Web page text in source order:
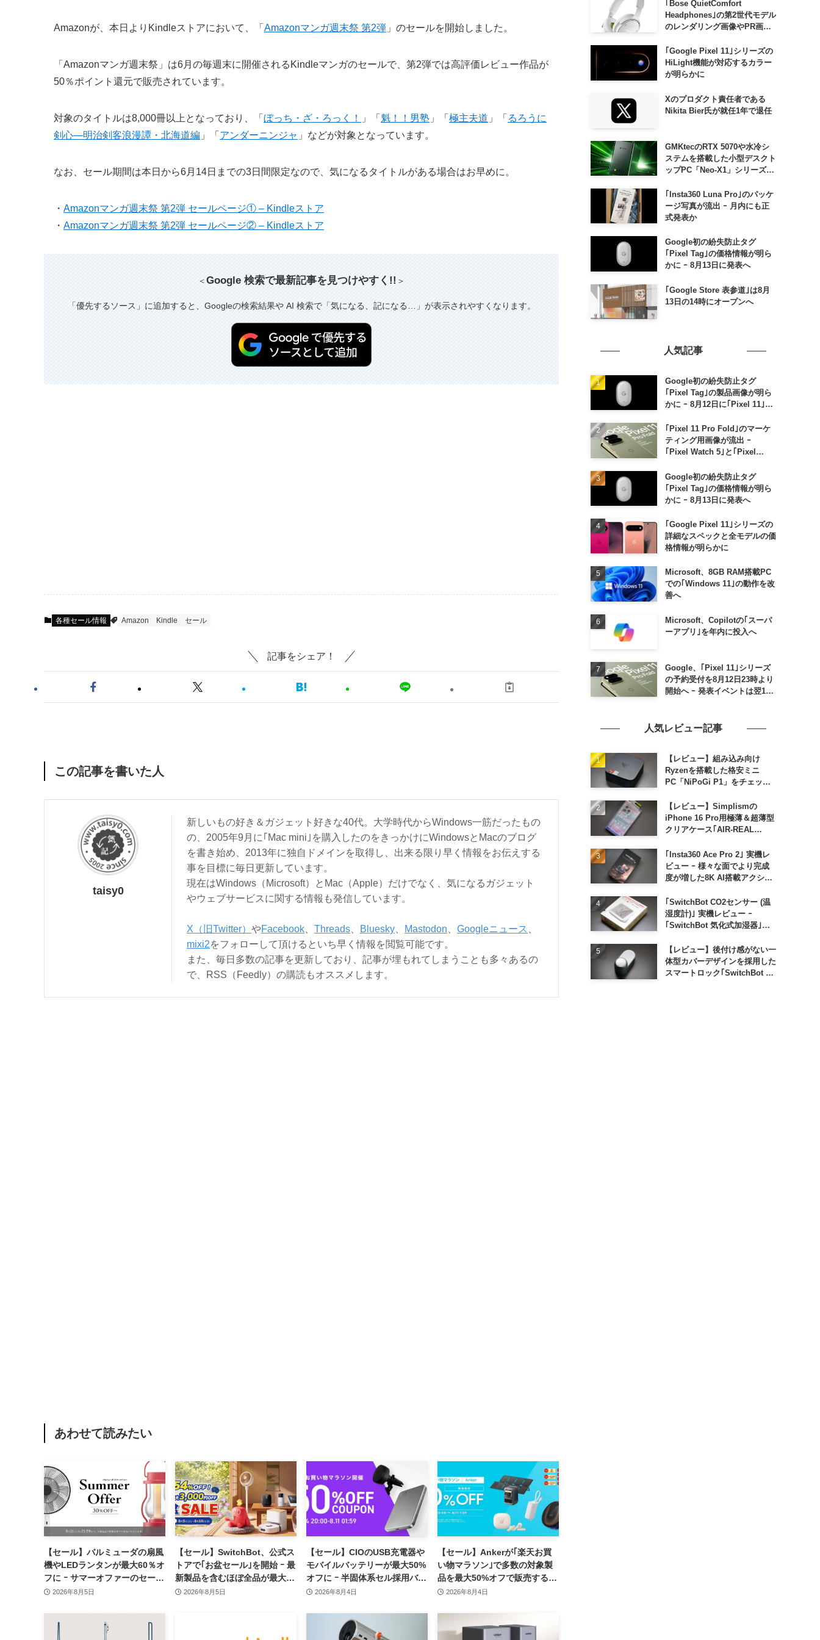
Amazonが、本日よりKindleストアにおいて、「 Amazonマンガ週末祭 第2弾 」のセールを開始しました。
「Amazonマンガ週末祭」は6月の毎週末に開催されるKindleマンガのセールで、第2弾では高評価レビュー作品が
50％ポイント還元で販売されています。
対象のタイトルは8,000冊以上となっており、「 ぼっち・ざ・ろっく！ 」「 魁！！男塾 」「 極主夫道 」「 るろうに
剣心―明治剣客浪漫譚・北海道編 」「 アンダーニンジャ 」などが対象となっています。
なお、セール期間は本日から6月14日までの3日間限定なので、気になるタイトルがある場合はお早めに。
・ Amazonマンガ週末祭 第2弾 セールページ① – Kindleストア
・ Amazonマンガ週末祭 第2弾 セールページ② – Kindleストア
＜Google 検索で最新記事を見つけやすく!! ＞
「優先するソース」に追加すると、Googleの検索結果や AI 検索で「気になる、記になる…」が表示されやすくなります。
各種セール情報 Amazon Kindle セール
記事をシェア！
この記事を書いた人
taisy0
新しいもの好き＆ガジェット好きな40代。大学時代からWindows一筋だったもの
の、2005年9月に｢Mac mini｣を購入したのをきっかけにWindowsとMacのブログ
を書き始め、2013年に独自ドメインを取得し、出来る限り早く情報をお伝えする
事を目標に毎日更新しています。
現在はWindows（Microsoft）とMac（Apple）だけでなく、気になるガジェット
やウェブサービスに関する情報も発信しています。
X（旧Twitter） やFacebook Threads Bluesky Mastodon Googleニュース
mixi2をフォローして頂けるといち早く情報を閲覧可能です。
また、毎日多数の記事を更新しており、記事が埋もれてしまうことも多々あるの
で、RSS（Feedly）の購読もオススメします。
あわせて読みたい
【セール】バルミューダの扇風
機やLEDランタンが最大60％オ
フに ｰ サマーオファーのセール
開催中
2026年8月5日
【セール】SwitchBot、公式ス
トアで｢お盆セール｣を開始 ｰ 最
新製品を含むほぼ全品が最大
54％オフに
2026年8月5日
【セール】CIOのUSB充電器や
モバイルバッテリーが最大50%
オフに ｰ 半固体系セル採用バッ
テリーやハンディファンなど最
2026年8月4日
【セール】Ankerが｢楽天お買
い物マラソン｣で多数の対象製
品を最大50%オフで販売するセ
ールを開催中（8月11日まで）
2026年8月4日
｢Bose QuietComfort
Headphones｣の第2世代モデル
のレンダリング画像やPR画像
｢Google Pixel 11｣シリーズの
HiLight機能が対応するカラー
が明らかに
Xのプロダクト責任者である
Nikita Bier氏が就任1年で退任
GMKtecのRTX 5070や水冷シ
ステムを搭載した小型デスクト
ップPC「Neo-X1」シリーズ、
｢Insta360 Luna Pro｣のパッケ
ージ写真が流出 ｰ 月内にも正
式発表か
Google初の紛失防止タグ
｢Pixel Tag｣の価格情報が明ら
かに ｰ 8月13日に発表へ
｢Google Store 表参道｣は8月
13日の14時にオープンへ
人気記事
Google初の紛失防止タグ
｢Pixel Tag｣の製品画像が明ら
かに ｰ 8月12日に｢Pixel 11｣な
｢Pixel 11 Pro Fold｣のマーケ
ティング用画像が流出 ｰ
｢Pixel Watch 5｣と｢Pixel
も
Google初の紛失防止タグ
｢Pixel Tag｣の価格情報が明ら
かに ｰ 8月13日に発表へ
｢Google Pixel 11｣シリーズの
詳細なスペックと全モデルの価
格情報が明らかに
Microsoft、8GB RAM搭載PC
での｢Windows 11｣の動作を改
善へ
Microsoft、Copilotの｢スーパ
ーアプリ｣を年内に投入へ
Google、｢Pixel 11｣シリーズ
の予約受付を8月12日23時より
開始へ ｰ 発表イベントは翌13
人気レビュー記事
【レビュー】組み込み向け
Ryzenを搭載した格安ミニ
PC「NiPoGi P1」をチェック
高性能
【レビュー】Simplismの
iPhone 16 Pro用極薄＆超薄型
クリアケース｢AIR-REAL
｢Insta360 Ace Pro 2｣ 実機レ
ビュー ｰ 様々な面でより完成
度が増した8K AI搭載アクショ
｢SwitchBot CO2センサー (温
湿度計)｣ 実機レビュー ｰ
｢SwitchBot 気化式加湿器｣と
便利
【レビュー】後付け感がない一
体型カバーデザインを採用した
スマートロック｢SwitchBot ロ